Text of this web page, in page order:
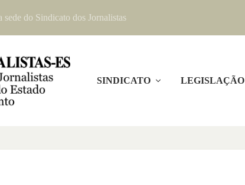
sede do Sindicato dos Jornalistas
SINDICATO LEGISLAÇÃO